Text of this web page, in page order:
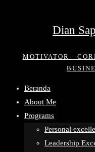
Dian
MOTIVATOR -
Beranda
About Me
Programs
Personal
Leadership